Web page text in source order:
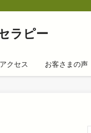
ラピー
アクセス お客さまの声